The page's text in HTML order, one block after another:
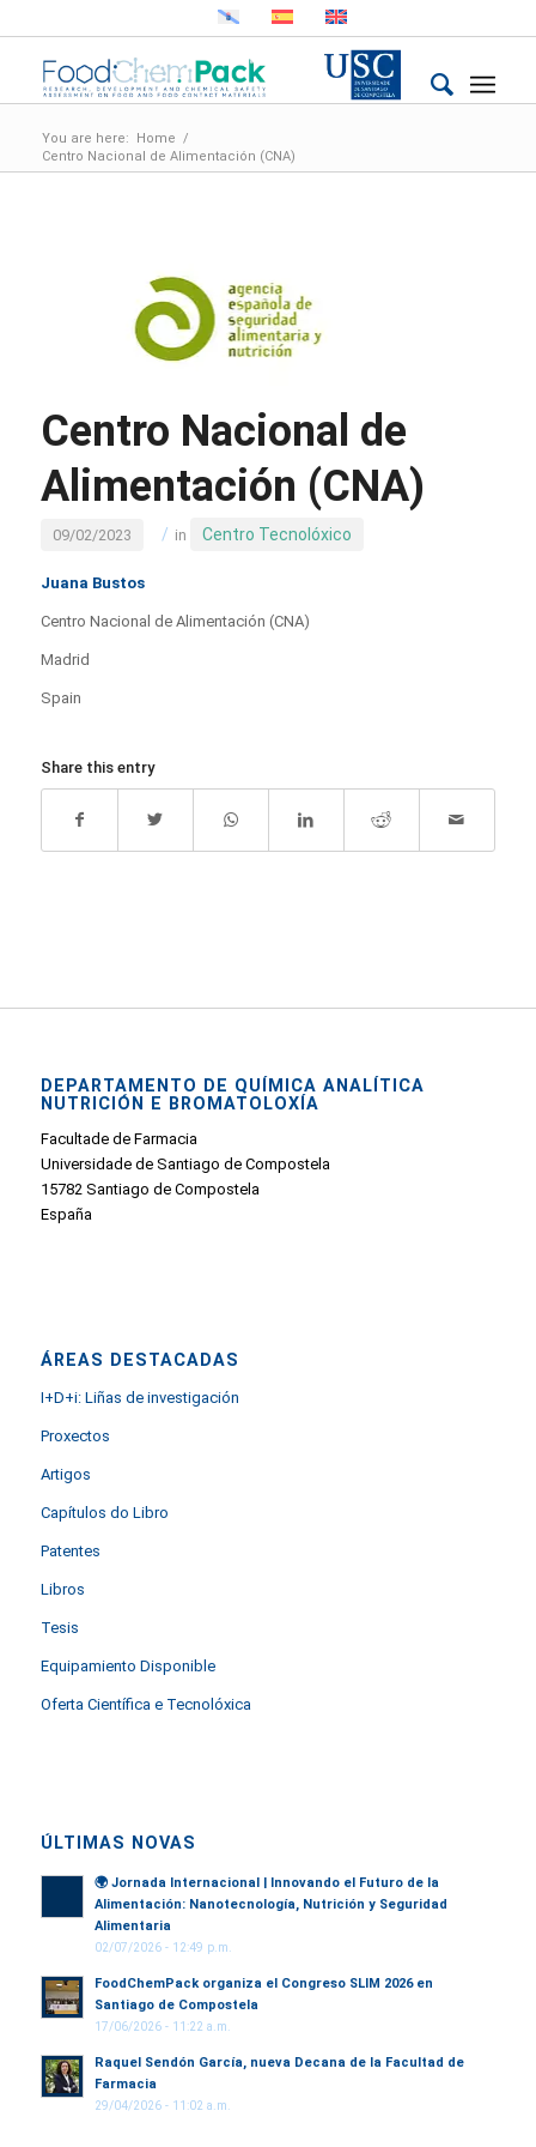
You are here: Home /
Centro Nacional de Alimentación (CNA)
Centro Nacional de
Alimentación (CNA)
09/02/2023 / in Centro Tecnolóxico
Juana Bustos
Centro Nacional de Alimentación (CNA)
Madrid
Spain
Share this entry
DEPARTAMENTO DE QUÍMICA ANALÍTICA
NUTRICIÓN E BROMATOLOXÍA
Facultade de Farmacia
Universidade de Santiago de Compostela
15782 Santiago de Compostela
España
ÁREAS DESTACADAS
I+D+i: Liñas de investigación
Proxectos
Artigos
Capítulos do Libro
Patentes
Libros
Tesis
Equipamiento Disponible
Oferta Científica e Tecnolóxica
ÚLTIMAS NOVAS
🌍 Jornada Internacional | Innovando el Futuro de la
Alimentación: Nanotecnología, Nutrición y Seguridad
Alimentaria
02/07/2026 - 12:49 p.m.
FoodChemPack organiza el Congreso SLIM 2026 en
Santiago de Compostela
17/06/2026 - 11:22 a.m.
Raquel Sendón García, nueva Decana de la Facultad de
Farmacia
29/04/2026 - 11:02 a.m.